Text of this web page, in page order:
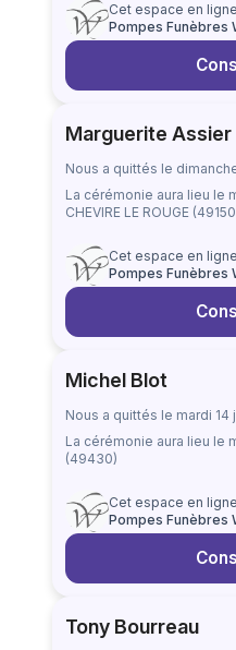
Cet espace en
Pompes Funèbres
Marguerite Assier
Nous a quittés le
La cérémonie aura lieu le
CHEVIRE LE ROUGE
Cet espace en
Pompes Funèbres
Michel Blot
Nous a quittés le mardi 14
La cérémonie aura lieu le
(49430)
Cet espace en
Pompes Funèbres
Tony Bourreau